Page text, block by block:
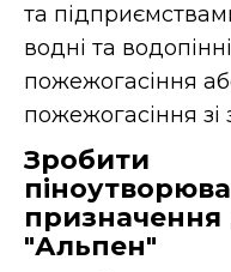
та
водні та
пожежогасіння
пожежогасіння зі
Зробити
призначення
"Альпен"